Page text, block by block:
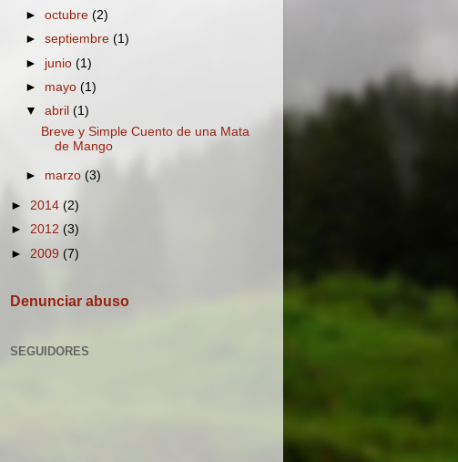
►octubre(2)
►septiembre(1)
► junio(1)
► mayo(1)
▼abril(1)
Breve y Simple Cuento de una Mata
de Mango
► marzo(3)
► 2014 (2)
► 2012 (3)
► 2009 (7)
Denunciar abuso
SEGUIDORES